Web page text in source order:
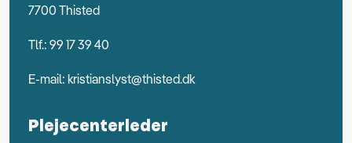
7700 Thisted
Tlf.: 99 17 39 40
E-mail: kristianslyst@thisted.dk
Plejecenterleder